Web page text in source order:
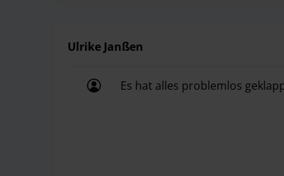
Ulrike Janßen
Es hat alles problemlos